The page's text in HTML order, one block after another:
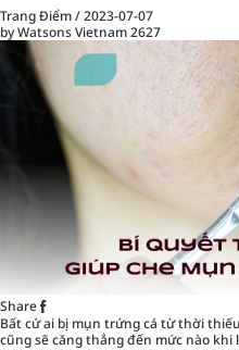
Trang Điểm/2023-07-07
by Watsons Vietnam2627
Share
Bất cứ ai bị mụn trứng cá từ thời
cũng sẽ căng thẳng đến mức nào